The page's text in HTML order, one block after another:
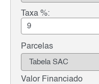
Taxa %:
Parcelas
Valor Financiado